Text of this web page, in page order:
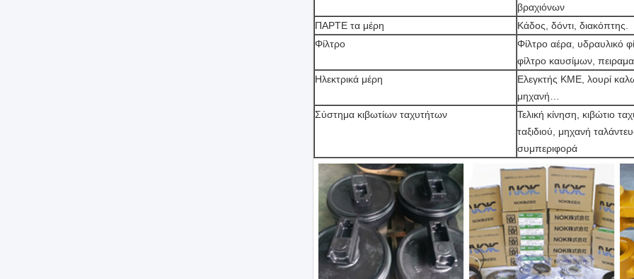
βραχιόνων
ΠΑΡΤΕ τα μέρη
Κάδος, δόντι, διακόπτης.
Φίλτρο
Φίλτρο αέρα, υδραυλικό
φίλτρο καυσίμων,
Ηλεκτρικά μέρη
Ελεγκτής ΚΜΕ, λουρί
μηχανή…
Σύστημα κιβωτίων ταχυτήτων
Τελική κίνηση, κιβώτιο
ταξιδιού, μηχανή
συμπεριφορά